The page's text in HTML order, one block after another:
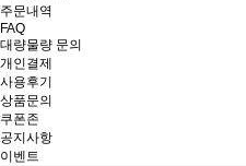
주문내역
FAQ
대량물량 문의
개인결제
사용후기
상품문의
쿠폰존
공지사항
이벤트